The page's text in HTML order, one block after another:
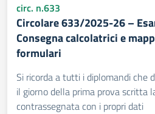
circ. n.633
Circolare 633/2025-26 –
Consegna calcolatrici e
formulari
Si ricorda a tutti i diplomandi che
il giorno della prima prova scritta
contrassegnata con i propri dati